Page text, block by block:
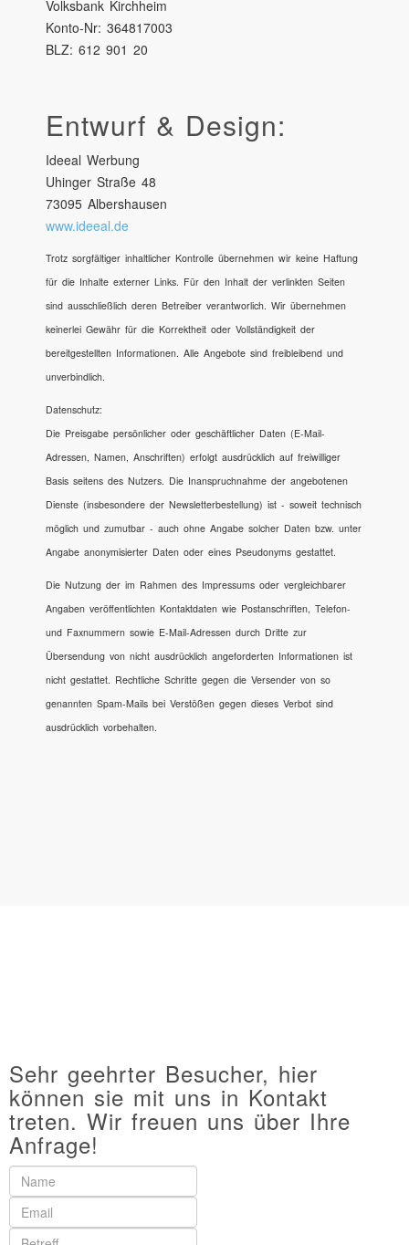
Volksbank Kirchheim
Konto-Nr: 364817003
BLZ: 612 901 20
Entwurf & Design:
Ideeal Werbung
Uhinger Straße 48
73095 Albershausen
www.ideeal.de
Trotz sorgfältiger inhaltlicher Kontrolle übernehmen wir keine Haftung
für die Inhalte externer Links. Für den Inhalt der verlinkten Seiten
sind ausschließlich deren Betreiber verantworlich. Wir übernehmen
keinerlei Gewähr für die Korrektheit oder Vollständigkeit der
bereitgestellten Informationen. Alle Angebote sind freibleibend und
unverbindlich.
Datenschutz:
Die Preisgabe persönlicher oder geschäftlicher Daten (E-Mail-
Adressen, Namen, Anschriften) erfolgt ausdrücklich auf freiwilliger
Basis seitens des Nutzers. Die Inanspruchnahme der angebotenen
Dienste (insbesondere der Newsletterbestellung) ist - soweit technisch
möglich und zumutbar - auch ohne Angabe solcher Daten bzw. unter
Angabe anonymisierter Daten oder eines Pseudonyms gestattet.
Die Nutzung der im Rahmen des Impressums oder vergleichbarer
Angaben veröffentlichten Kontaktdaten wie Postanschriften, Telefon-
und Faxnummern sowie E-Mail-Adressen durch Dritte zur
Übersendung von nicht ausdrücklich angeforderten Informationen ist
nicht gestattet. Rechtliche Schritte gegen die Versender von so
genannten Spam-Mails bei Verstößen gegen dieses Verbot sind
ausdrücklich vorbehalten.
Sehr geehrter Besucher, hier
können sie mit uns in Kontakt
treten. Wir freuen uns über Ihre
Anfrage!